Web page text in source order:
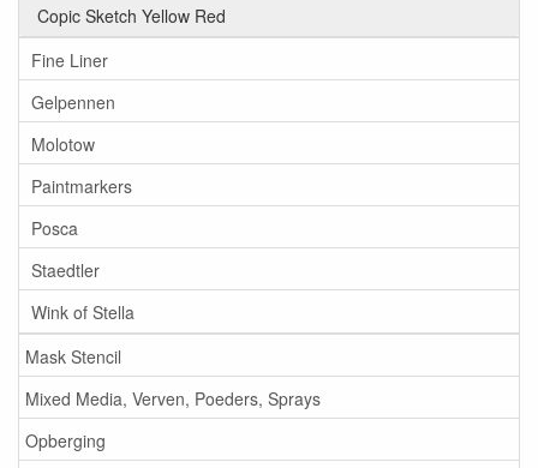
Copic Sketch Yellow Red
Fine Liner
Gelpennen
Molotow
Paintmarkers
Posca
Staedtler
Wink of Stella
Mask Stencil
Mixed Media, Verven, Poeders, Sprays
Opberging